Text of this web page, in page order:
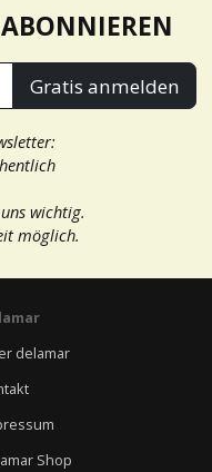
Gratis anmelden
wichtig.
möglich.
delamar
Shop